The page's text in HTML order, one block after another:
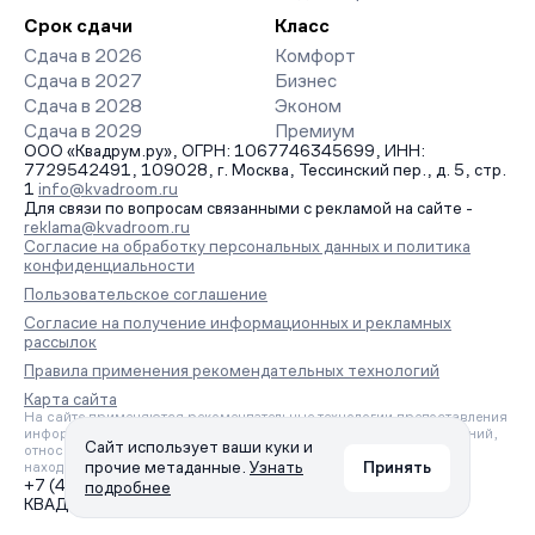
Срок сдачи
Сдача в 2026
Сдача в 2027
Сдача в 2028
Сдача в 2029
Класс
Комфорт
Бизнес
Эконом
Премиум
ООО «Квадрум.ру», ОГРН: 1067746345699, ИНН:
7729542491, 109028, г. Москва, Тессинский пер., д. 5, стр.
1 info@kvadroom.ru
Для связи по вопросам связанными с рекламой на сайте -
reklama@kvadroom.ru
Согласие на обработку персональных данных и политика
конфиденциальности
Пользовательское соглашение
Согласие на получение информационных и рекламных
рассылок
Правила применения рекомендательных технологий
Карта сайта
На сайте применяются рекомендательные технологии предоставления
информации на основе сбора, систематизации и анализа сведений,
относящихся к предпочтениям пользователей сети «Интернет»,
находящихся на территории Российской Федерации.
+7 (495) 157-88-80
КВАДРУМ © 2006 – 2026. Все права защищены.
Сайт использует ваши куки и
прочие метаданные. Узнать
подробнее
Принять